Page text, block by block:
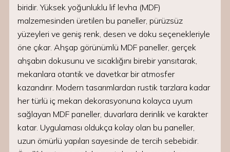
biridir. Yüksek yoğunluklu lif levha (MDF)
malzemesinden üretilen bu paneller, pürüzsüz
yüzeyleri ve geniş renk, desen ve doku seçenekleriyle
öne çıkar. Ahşap görünümlü MDF paneller, gerçek
ahşabın dokusunu ve sıcaklığını birebir yansıtarak,
mekanlara otantik ve davetkar bir atmosfer
kazandırır. Modern tasarımlardan rustik tarzlara kadar
her türlü iç mekan dekorasyonuna kolayca uyum
sağlayan MDF paneller, duvarlara derinlik ve karakter
katar. Uygulaması oldukça kolay olan bu paneller,
uzun ömürlü yapıları sayesinde de tercih sebebidir.